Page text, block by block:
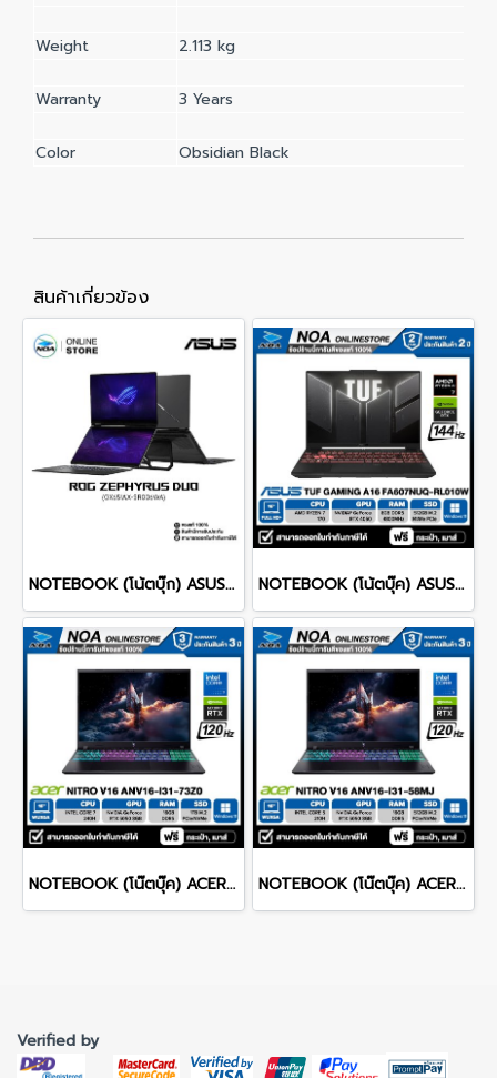
Weight 2.113 kg
Warranty 3 Years
Color Obsidian Black
สินค้าเกี่ยวข้อง
NOTEBOOK (โน้ตบุ๊ก) ASUS ROG ZEPHYRUS DUO 16 GX651AX-SR006WA 16" 3K OLED 120Hz Touchscreen/ULTRA 9 386H/64GB/SSD 2TB/RTX 5090/WINDOWS 11+MS OFFICE รับประกันศูนย์ไทย 3ปี NOTEBOOK (โน้ตบุ๊ค) ASUS TUF GAMING A16 FA607NUQ-RL010W 16" FHD+ 144Hz/RYZEN 7 170/RAM 8GB/SSD 512GB/RTX4050 รับประกันซ่อมฟรีถึงบ้าน 2ปี
NOTEBOOK (โน๊ตบุ๊ค) ACER NITRO V 16 ANV16-I31-73Z0 16-inch WUXGA/CORE 7 240H/16GB/SSD 1TB/RTX 5060/WINDOWS 11 รับประกันซ่อมฟรีถึงบ้าน 3ปี NOTEBOOK (โน๊ตบุ๊ค) ACER NITRO V 16 ANV16-I31-58MJ 16-inch WUXGA/CORE 5 210H/16GB/SSD 512GB/RTX 5050/WINDOWS 11 รับประกันซ่อมฟรีถึงบ้าน 3ปี
Verified by